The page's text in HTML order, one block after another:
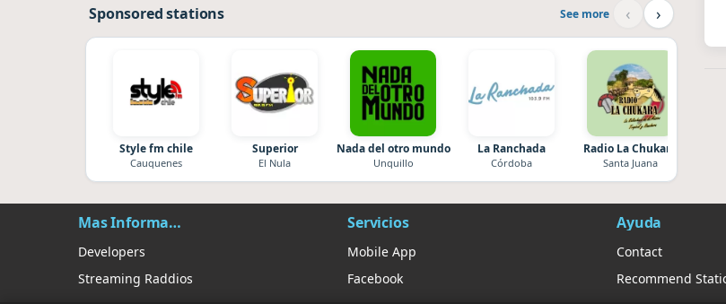
Sponsored stations See more ‹ ›
Style fm chile
Cauquenes
Superior
El Nula
Nada del otro mundo
Unquillo
La Ranchada
Córdoba
Radio La Chukara
Santa Juana
Mas Información
Developers
Streaming Raddios
Servicios
Mobile App
Facebook
Ayuda
Contact
Recommend